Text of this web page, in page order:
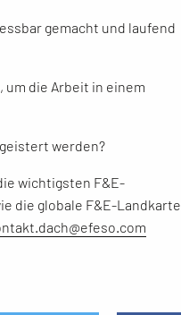
gemacht und laufend
die Arbeit in einem
werden?
wichtigsten F&E-
die globale F&E-Landkarte